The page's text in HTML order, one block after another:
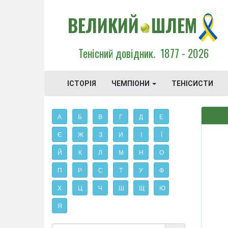
ВЕЛИКИЙ ШЛЕМ
Тенісний довідник. 1877 - 2026
ІСТОРІЯ ЧЕМПІОНИ ТЕНІСИСТИ
А Б В Г Д Е
Є Ж З И І Ї
Й К Л М Н О
П Р С Т У Ф
Х Ц Ч Ш Щ Ю
Я